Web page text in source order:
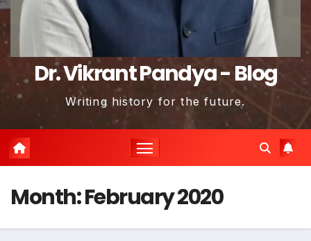
Dr. Vikrant Pandya - Blog
Writing history for the future.
Month:February 2020